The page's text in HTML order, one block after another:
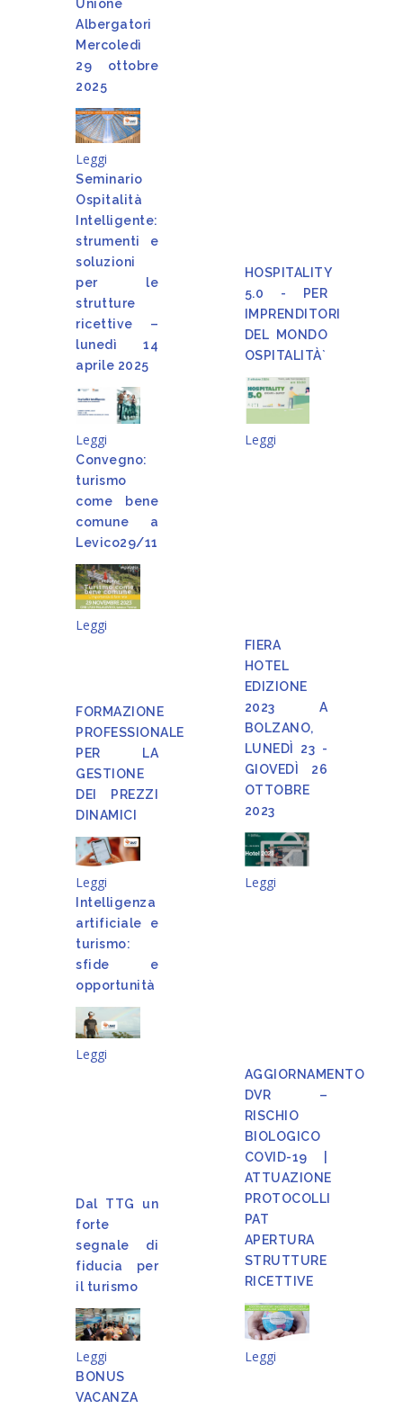
Unione
Albergatori
Mercoledì
29 ottobre
2025
Leggi
Seminario
Ospitalità
Intelligente:
strumenti e
soluzioni
per le
strutture
ricettive –
lunedì 14
aprile 2025
Leggi
HOSPITALITY
5.0 - PER
IMPRENDITORI
DEL MONDO
OSPITALITÀ`
Leggi
Convegno:
turismo
come bene
comune a
Levico29/11
Leggi
FORMAZIONE
PROFESSIONALE
PER LA
GESTIONE
DEI PREZZI
DINAMICI
Leggi
FIERA
HOTEL
EDIZIONE
2023 A
BOLZANO,
LUNEDÌ 23 -
GIOVEDÌ 26
OTTOBRE
2023
Leggi
Intelligenza
artificiale e
turismo:
sfide e
opportunità
Leggi
Dal TTG un
forte
segnale di
fiducia per
il turismo
Leggi
AGGIORNAMENTO
DVR –
RISCHIO
BIOLOGICO
COVID-19 |
ATTUAZIONE
PROTOCOLLI
PAT
APERTURA
STRUTTURE
RICETTIVE
Leggi
BONUS
VACANZA